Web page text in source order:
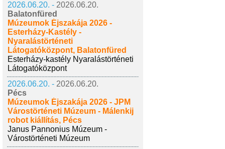
2026.06.20. - 2026.06.20.
Balatonfüred
Múzeumok Éjszakája 2026 -
Esterházy-Kastély -
Nyaralástörténeti
Látogatóközpont, Balatonfüred
Esterházy-kastély Nyaralástörténeti
Látogatóközpont
2026.06.20. - 2026.06.20.
Pécs
Múzeumok Éjszakája 2026 - JPM
Várostörténeti Múzeum - Málenkij
robot kiállítás, Pécs
Janus Pannonius Múzeum -
Várostörténeti Múzeum